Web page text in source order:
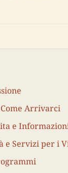
Arrivarci
e
e Servizi per i